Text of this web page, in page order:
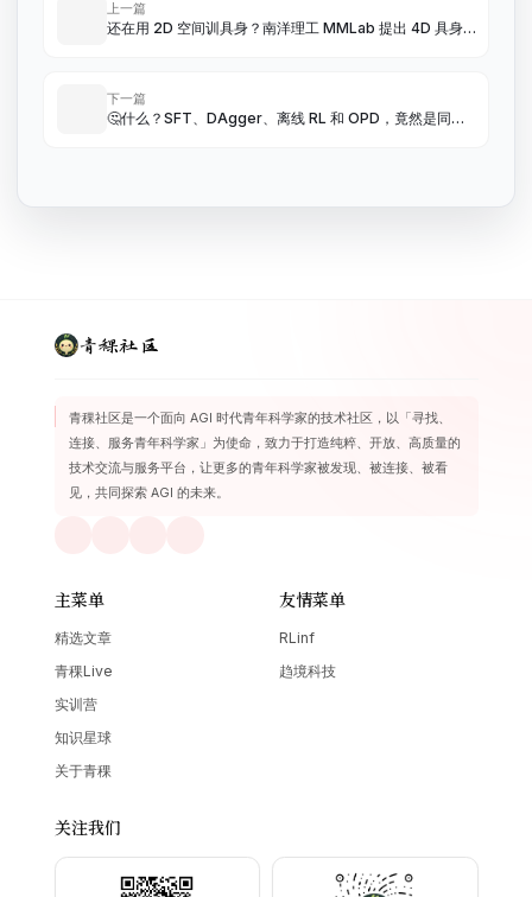
上一篇
还在用 2D 空间训具身？南洋理工 MMLab 提出 4D 具身
下一篇
🤔什么？SFT、DAgger、离线 RL 和 OPD，竟然是同一
青稞社区
青稞社区是一个面向 AGI 时代青年科学家的技术社区，以「寻找、
连接、服务青年科学家」为使命，致力于打造纯粹、开放、高质量的
技术交流与服务平台，让更多的青年科学家被发现、被连接、被看
见，共同探索 AGI 的未来。
主菜单
精选文章
青稞Live
实训营
知识星球
关于青稞
友情菜单
RLinf
趋境科技
关注我们